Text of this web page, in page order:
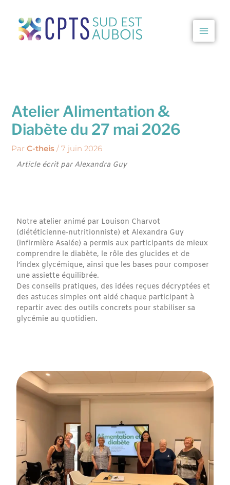
contenu
Atelier Alimentation &
Diabète du 27 mai 2026
ParC-theis/7 juin 2026
Article écrit par Alexandra Guy
Notre atelier animé par Louison Charvot
(diététicienne‑nutritionniste) et Alexandra Guy
(infirmière Asalée) a permis aux participants de mieux
comprendre le diabète, le rôle des glucides et de
l’index glycémique, ainsi que les bases pour composer
une assiette équilibrée.
Des conseils pratiques, des idées reçues décryptées et
des astuces simples ont aidé chaque participant à
repartir avec des outils concrets pour stabiliser sa
glycémie au quotidien.